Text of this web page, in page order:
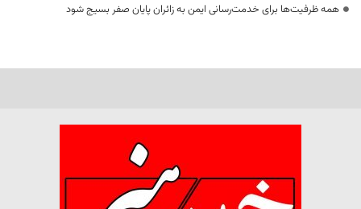
همه ظرفیت‌ها برای خدمت‌رسانی ایمن به زائران پایان صفر بسیج شود